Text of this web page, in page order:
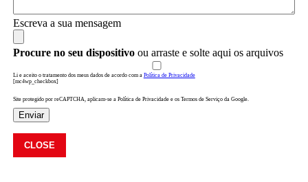
Escreva a sua mensagem
Procure no seu dispositivoou arraste e solte aqui os arquivos
Li e aceito o tratamento dos meus dados de acordo com a Política de Privacidade
[mc4wp_checkbox]
Site protegido por reCAPTCHA, aplicam-se a Política de Privacidade e os Termos de Serviço da Google.
Enviar
CLOSE